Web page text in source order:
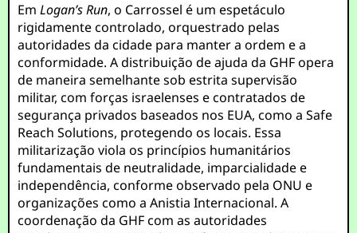
EmLogan’s Run, o Carrossel é um espetáculo
rigidamente controlado, orquestrado pelas
autoridades da cidade para manter a ordem e a
conformidade. A distribuição de ajuda da GHF opera
de maneira semelhante sob estrita supervisão
militar, com forças israelenses e contratados de
segurança privados baseados nos EUA, como a Safe
Reach Solutions, protegendo os locais. Essa
militarização viola os princípios humanitários
fundamentais de neutralidade, imparcialidade e
independência, conforme observado pela ONU e
organizações como a Anistia Internacional. A
coordenação da GHF com as autoridades